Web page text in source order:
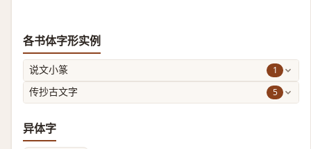
各书体字形实例
说文小篆 1
传抄古文字 5
异体字